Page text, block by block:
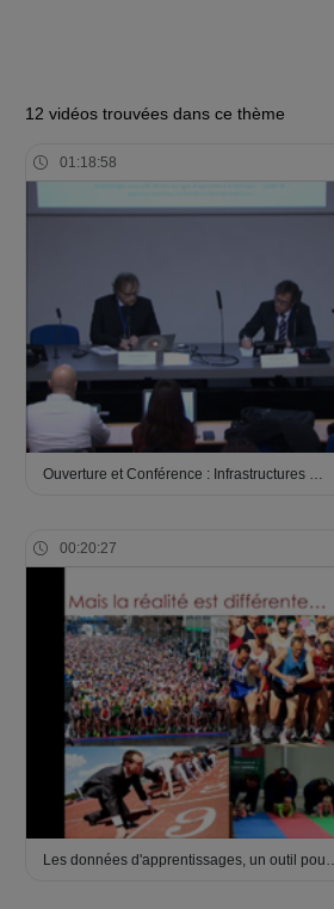
12 vidéos trouvées dans ce thème
01:18:58
Ouverture et Conférence : Infrastructures …
00:20:27
Les données d'apprentissages, un outil pou…